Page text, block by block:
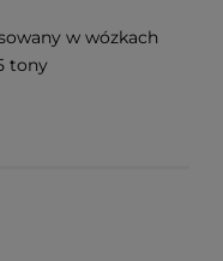
w wózkach
tony